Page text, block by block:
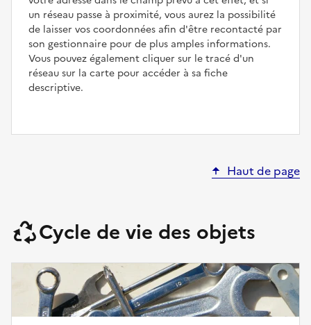
un réseau passe à proximité, vous aurez la possibilité
de laisser vos coordonnées afin d'être recontacté par
son gestionnaire pour de plus amples informations.
Vous pouvez également cliquer sur le tracé d'un
réseau sur la carte pour accéder à sa fiche
descriptive.
Haut de page
Cycle de vie des objets